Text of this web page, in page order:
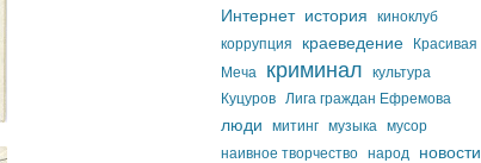
Интернет история
киноклуб
коррупция
краеведение
Красивая
Меча
криминал
культура
Куцуров Лига граждан Ефремова
люди митинг музыка мусор
наивное творчество народ
новости